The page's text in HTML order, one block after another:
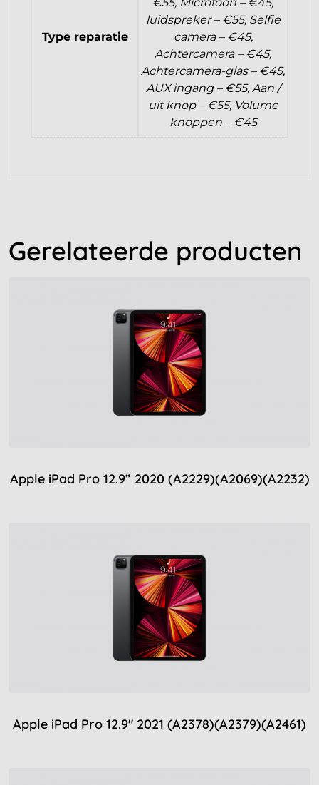
Type reparatie
€55, Microfoon – €45,
luidspreker – €55, Selfie
camera – €45,
Achtercamera – €45,
Achtercamera-glas – €45,
AUX ingang – €55, Aan /
uit knop – €55, Volume
knoppen – €45
Gerelateerde producten
Apple iPad Pro 12.9” 2020 (A2229)(A2069)(A2232)
Apple iPad Pro 12.9″ 2021 (A2378)(A2379)(A2461)